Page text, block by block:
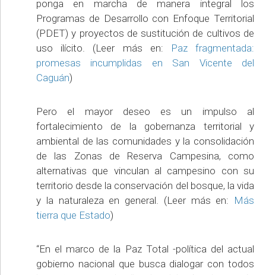
ponga en marcha de manera integral los
Programas de Desarrollo con Enfoque Territorial
(PDET) y proyectos de sustitución de cultivos de
uso ilícito. (Leer más en:
Paz fragmentada:
promesas incumplidas en San Vicente del
Caguán)
Pero el mayor deseo es un impulso al
fortalecimiento de la gobernanza territorial y
ambiental de las comunidades y la consolidación
de las Zonas de Reserva Campesina, como
alternativas que vinculan al campesino con su
territorio desde la conservación del bosque, la vida
y la naturaleza en general. (Leer más en: Más
tierra que Estado)
“En el marco de la Paz Total -política del actual
gobierno nacional que busca dialogar con todos